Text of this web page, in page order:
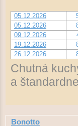
05.12.2026
05.12.2026
09.12.2026
19.12.2026
26.12.2026
Chutná
a
Bonotto